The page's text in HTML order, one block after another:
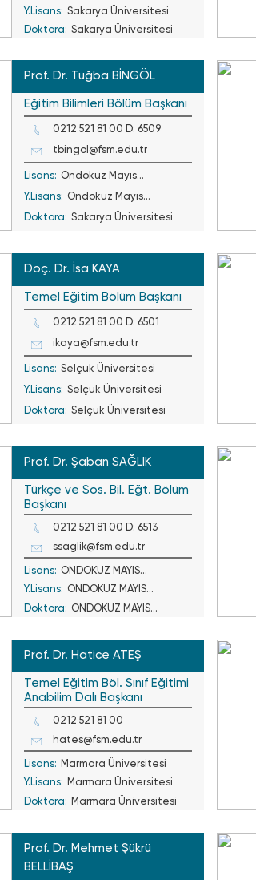
Ü.
Y.Lisans: Sakarya Üniversitesi
Doktora: Sakarya Üniversitesi
Prof. Dr. Tuğba BİNGÖL
Eğitim Bilimleri Bölüm Başkanı
0212 521 81 00 D: 6509
tbingol@fsm.edu.tr
Lisans: Ondokuz Mayıs
Üniversitesi
Y.Lisans: Ondokuz Mayıs
Üniversitesi
Doktora: Sakarya Üniversitesi
Doç. Dr. İsa KAYA
Temel Eğitim Bölüm Başkanı
0212 521 81 00 D: 6501
ikaya@fsm.edu.tr
Lisans: Selçuk Üniversitesi
Y.Lisans: Selçuk Üniversitesi
Doktora: Selçuk Üniversitesi
Prof. Dr. Şaban SAĞLIK
Türkçe ve Sos. Bil. Eğt. Bölüm
Başkanı
0212 521 81 00 D: 6513
ssaglik@fsm.edu.tr
Lisans: ONDOKUZ MAYIS
ÜNİVERSİTESİ
Y.Lisans: ONDOKUZ MAYIS
ÜNİVERSİTESİ
Doktora: ONDOKUZ MAYIS
Prof. Dr. Hatice ATEŞ
Temel Eğitim Böl. Sınıf Eğitimi
Anabilim Dalı Başkanı
0212 521 81 00
hates@fsm.edu.tr
Lisans: Marmara Üniversitesi
Y.Lisans: Marmara Üniversitesi
Doktora: Marmara Üniversitesi
Prof. Dr. Mehmet Şükrü
BELLİBAŞ